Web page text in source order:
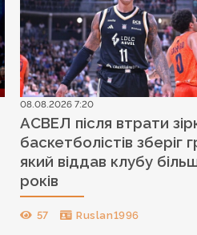
08.08.2026 7:20
АСВЕЛ після втрати
баскетболістів зберіг
який віддав клубу
років
57 Ruslan1996